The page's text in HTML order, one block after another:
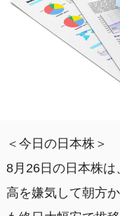
＜今日の日本株＞
8月26日の日本株
高を嫌気して朝方